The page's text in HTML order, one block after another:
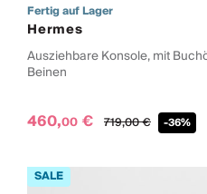
Fertig auf Lager
Hermes
Ausziehbare Konsole, mit
Beinen
460,00 € 719,00€ -36%